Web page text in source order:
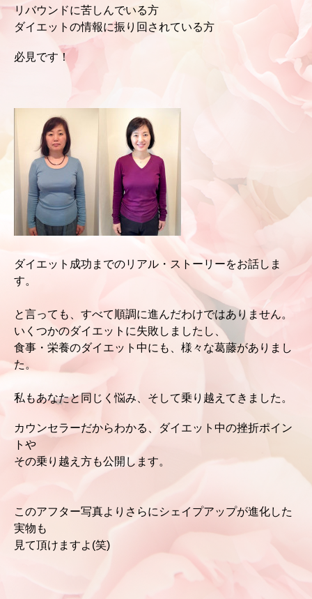
リバウンドに苦しんでいる方
ダイエットの情報に振り回されている方
必見です！
ダイエット成功までのリアル・ストーリーをお話しま
す。
と言っても、すべて順調に進んだわけではありません。
いくつかのダイエットに失敗しましたし、
食事・栄養のダイエット中にも、様々な葛藤がありまし
た。
私もあなたと同じく悩み、そして乗り越えてきました。
カウンセラーだからわかる、ダイエット中の挫折ポイン
トや
その乗り越え方も公開します。
このアフター写真よりさらにシェイプアップが進化した
実物も
見て頂けますよ(笑)